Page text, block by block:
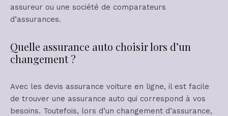
assureur ou une société de comparateurs
d’assurances.
Quelle assurance auto choisir lors d’un
changement ?
Avec les devis assurance voiture en ligne, il est facile
de trouver une assurance auto qui correspond à vos
besoins. Toutefois, lors d’un changement d’assurance,